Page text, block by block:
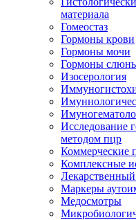
материала
Гомеостаз
Гормоны крови
Гормоны мочи
Гормоны
Изосерология
Исследование
методом пцр
Коммерческие
Комплексные
Маркеры
Медосмотры